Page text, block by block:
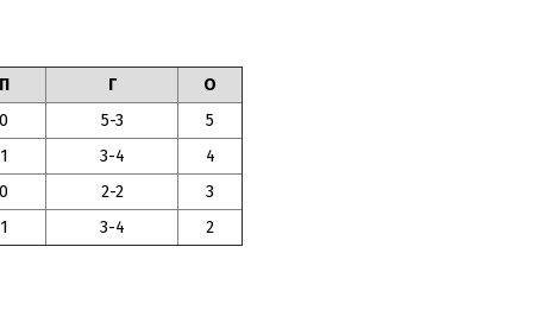
П Г
О
0 5-3
5
1 3-4
4
0 2-2
3
1 3-4 2